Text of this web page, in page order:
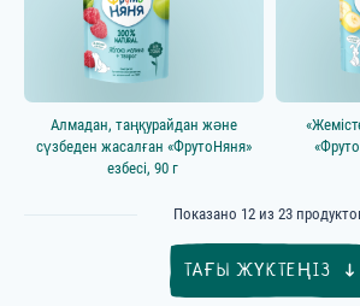
Алмадан, таңқурайдан және
сүзбеден жасалған «ФрутоНяня»
езбесі, 90 г
Показано 12 из 23
ТАҒЫ ЖҮКТЕҢІЗ